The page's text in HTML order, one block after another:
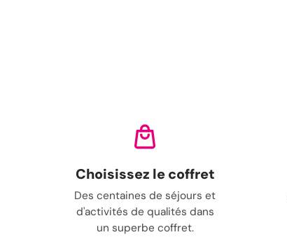
Choisissez le coffret
Des centaines de séjours et
d'activités de qualités dans
un superbe coffret.